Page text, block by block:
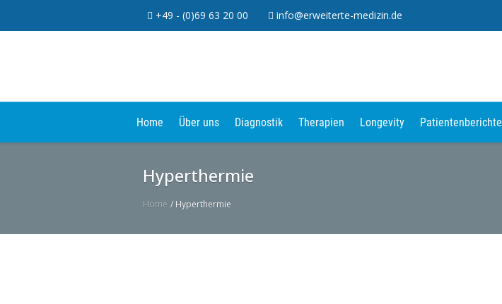
+49 - (0)69 63 20 00 info@erweiterte-medizin.de
Home Über uns Diagnostik Therapien Longevity Patientenberichte
Hyperthermie
Home / Hyperthermie